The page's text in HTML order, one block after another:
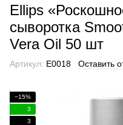
Ellips
сыворотка
Vera Oil 50 шт
Артикул: E0018 Оставить
−15%
3
3